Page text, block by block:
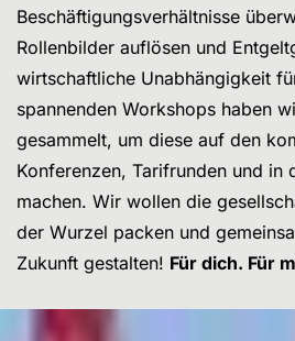
Beschäftigungsverhältnisse
Rollenbilder auflösen und
wirtschaftliche Unabhängigkeit
spannenden Workshops haben
gesammelt, um diese auf den
Konferenzen, Tarifrunden und in
machen. Wir wollen die
der Wurzel packen und
Zukunft gestalten! Für dich. Für